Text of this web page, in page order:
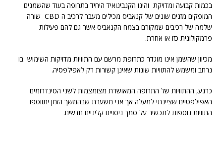
בכמות קבועה ומדויקת והינו הקנבינואיד היחיד בתרופה בעוד שהשמנים
המופקים מזנים שונים של קנאביס מכילים מעבר לרכיב ה CBD שורה
שלמה של רכיבים שמקורם בצמח הקנאביס אשר גם להם פעילות
פרמקולוגית כזו או אחרת.
מכיוון שהשמן אינו מוגדר כתרופת מרשם עם התוויות מדויקות השימוש בו
נרחב ומשמש להתוויות שונות שאינן קשורות רק לאפילפסיה.
כרגע, ההתוויות של התרופה המאושרת מצומצמות לשני הסינדרומים
האפילפטיים שציינתי למעלה אך אני משערת שבהמשך הזמן יתווספו
התוויות נוספות לתכשיר על סמך ניסויים קליניים חדשים.